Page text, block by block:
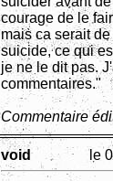
courage de le
mais ca serait
suicide, ce qui
je ne le dit pas.
commentaires."
Commentaire
void le